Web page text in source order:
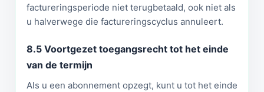
factureringsperiode niet terugbetaald, ook niet als
u halverwege die factureringscyclus annuleert.
8.5 Voortgezet toegangsrecht tot het einde
van de termijn
Als u een abonnement opzegt, kunt u tot het einde